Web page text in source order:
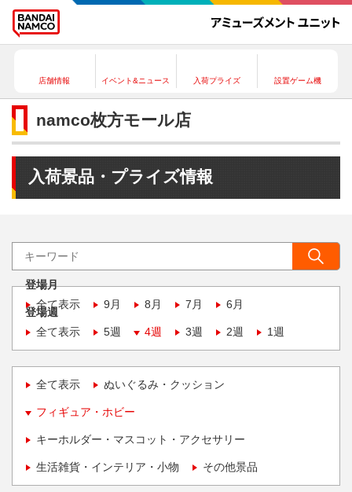
店舗情報 イベント&ニュース 入荷プライズ 設置ゲーム機
namco枚方モール店
入荷景品・プライズ情報
登場月
全て表示
9月 8月 7月 6月
登場週
全て表示
5週 4週 3週 2週 1週
全て表示 ぬいぐるみ・クッション
フィギュア・ホビー
キーホルダー・マスコット・アクセサリー
生活雑貨・インテリア・小物 その他景品